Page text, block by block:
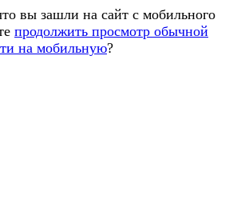
вы зашли на сайт с мобильного
продолжить просмотр обычной
на мобильную?